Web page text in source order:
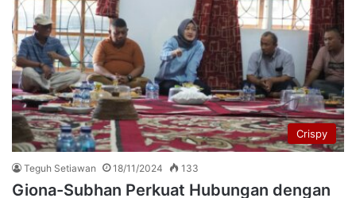
Crispy
Teguh Setiawan 18/11/2024 133
Giona-Subhan Perkuat Hubungan dengan